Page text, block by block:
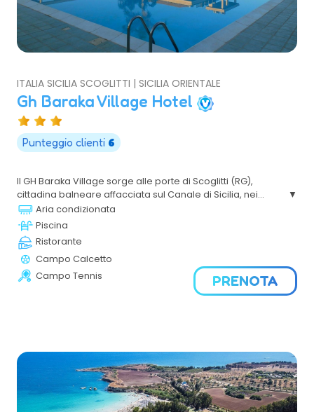
ITALIA SICILIA SCOGLITTI | SICILIA ORIENTALE
Gh Baraka Village Hotel
Punteggio clienti 6
Il GH Baraka Village sorge alle porte di Scoglitti (RG),
cittadina balneare affacciata sul Canale di Sicilia, nei
pressi dell'antica colonia greca di Kamarina e meta
ideale per ogni tipo di vacanza, grazie ai suoi 300 giorni di
sole ed un clima piacevole tutto l’anno.
Aria condizionata
Piscina
Ristorante
Campo Calcetto
Campo Tennis
PRENOTA